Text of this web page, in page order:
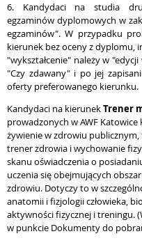
6. Kandydaci na studia
egzaminów dyplomowych w
egzaminów". W przypadku
kierunek bez oceny z dyplomu,
"wykształcenie" należy w
"Czy zdawany" i po jej
oferty preferowanego kierunku.
Kandydaci na kierunekTrener
prowadzonych w AWF
żywienie w zdrowiu
trener zdrowia i wychowanie
skanu oświadczenia o
uczenia się obejmujących
zdrowiu. Dotyczy to w
anatomii i fizjologii człowieka,
aktywności fizycznej i treningu.
w punkcie Dokumenty do